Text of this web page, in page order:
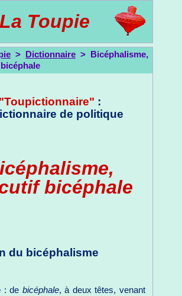
La Toupie
> Dictionnaire > Bicéphalisme,
"Toupictionnaire" :
de politique
bicéphale
du bicéphalisme
: de bicéphale, à deux têtes, venant